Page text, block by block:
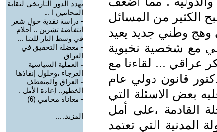
الكثير من المسائل
وهج وطني جديد يعيد
مع شخصية نخبوية
عراقي ... لقاءنا مع
قانون دولي عام
بعض الاسئلة التي
القادمة ،على أمل
المدنية التي تعتمد
يهدد الدور التاريخي لنقابة
المحامين ا ...
- دراسة نقدية حول شعر
انتفاضة تشرين .. أحلام
في وسط النار للشا ...
- معضلة التحقيق في
العراق
- العملية السياسية
العرجاء ،وحلول إنقاذها
- العراق والمنعطف
الخطير.. إعادة الأمل .
- معاناة محامي (6)
المزيد.....